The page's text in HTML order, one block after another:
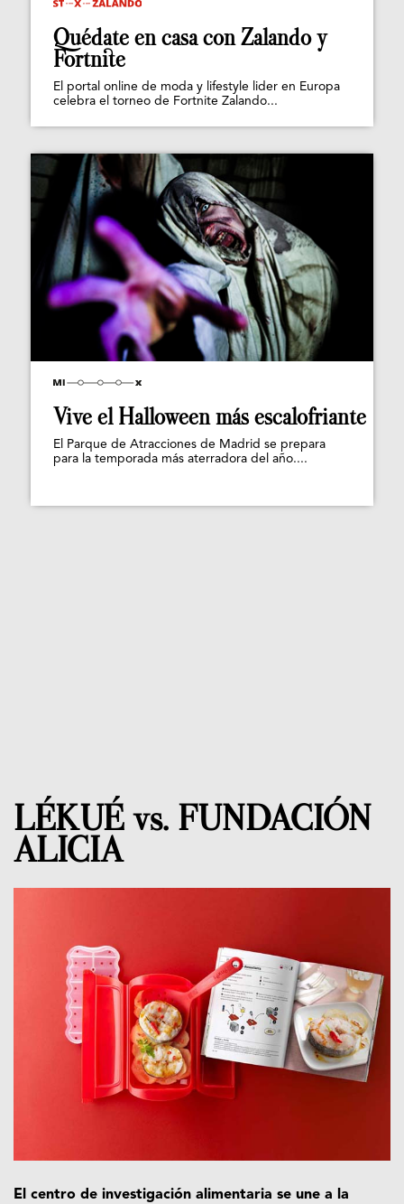
Quédate en casa con Zalando y
Fortnite
El portal online de moda y lifestyle lider en Europa
celebra el torneo de Fortnite Zalando...
Vive el Halloween más escalofriante
El Parque de Atracciones de Madrid se prepara
para la temporada más aterradora del año....
LÉKUÉ vs. FUNDACIÓN
ALICIA
El centro de investigación alimentaria se une a la